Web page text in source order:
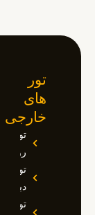
تور
های
خارجی
تور
روسیه
تور
دبی
تور